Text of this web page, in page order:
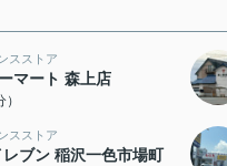
スストア
マート 森上店
スストア
ブン 稲沢一色市場町